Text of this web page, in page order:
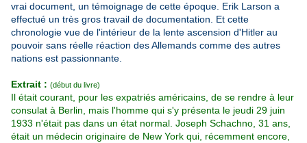
vrai document, un témoignage de cette époque. Erik Larson a
effectué un très gros travail de documentation. Et cette
chronologie vue de l'intérieur de la lente ascension d'Hitler au
pouvoir sans réelle réaction des Allemands comme des autres
nations est passionnante.
Extrait : (début du livre)
Il était courant, pour les expatriés américains, de se rendre à leur
consulat à Berlin, mais l'homme qui s'y présenta le jeudi 29 juin
1933 n'était pas dans un état normal. Joseph Schachno, 31 ans,
était un médecin originaire de New York qui, récemment encore,